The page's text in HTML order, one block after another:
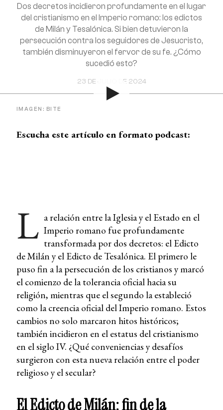
23 DE JULIO DE 2024
Dos decretos incidieron profundamente en el lugar
del cristianismo en el Imperio romano: los edictos
de Milán y Tesalónica. Si bien detuvieron la
persecución contra los seguidores de Jesucristo,
también disminuyeron el fervor de su fe. ¿Cómo
sucedió esto?
IMAGEN: BITE
Escucha este artículo en formato podcast:
L a relación entre la Iglesia y el Estado en el
Imperio romano fue profundamente
transformada por dos decretos: el Edicto
de Milán y el Edicto de Tesalónica. El primero le
puso fin a la persecución de los cristianos y marcó
el comienzo de la tolerancia oficial hacia su
religión, mientras que el segundo la estableció
como la creencia oficial del Imperio romano. Estos
cambios no solo marcaron hitos históricos;
también incidieron en el estatus del cristianismo
en el siglo IV. ¿Qué conveniencias y desafíos
surgieron con esta nueva relación entre el poder
religioso y el secular?
El Edicto de Milán: fin de la